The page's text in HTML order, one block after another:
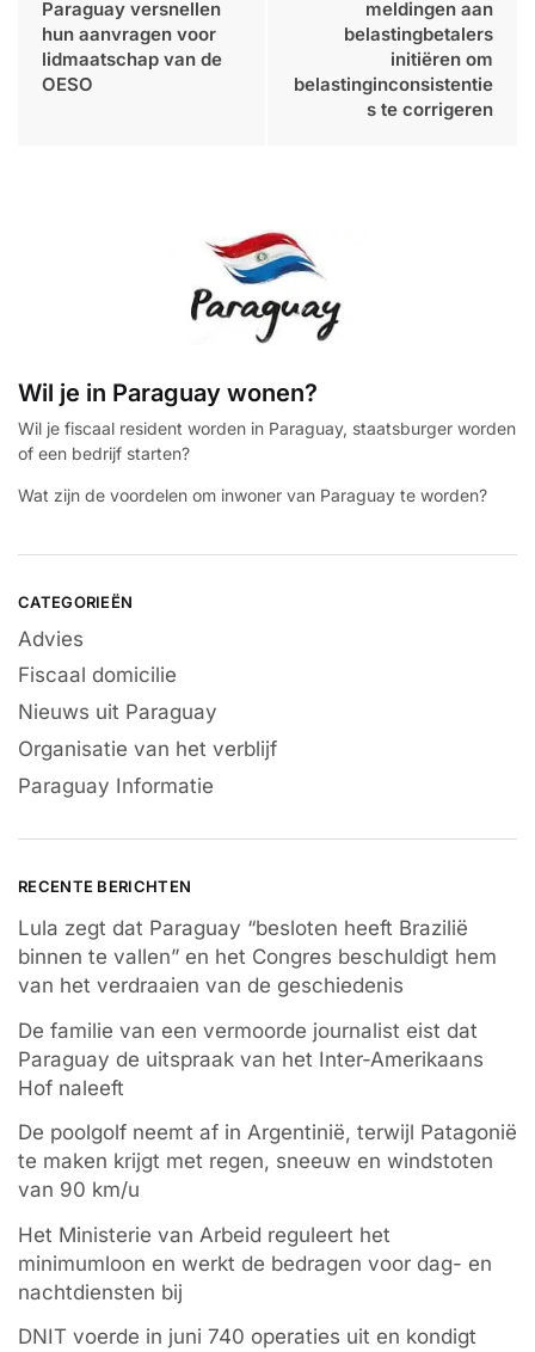
Paraguay versnellen
hun aanvragen voor
lidmaatschap van de
OESO
meldingen aan
belastingbetalers
initiëren om
belastinginconsistentie
s te corrigeren
Wil je in Paraguay wonen?
Wil je fiscaal resident worden in Paraguay, staatsburger worden
of een bedrijf starten?
Wat zijn de voordelen om inwoner van Paraguay te worden?
CATEGORIEËN
Advies
Fiscaal domicilie
Nieuws uit Paraguay
Organisatie van het verblijf
Paraguay Informatie
RECENTE BERICHTEN
Lula zegt dat Paraguay “besloten heeft Brazilië
binnen te vallen” en het Congres beschuldigt hem
van het verdraaien van de geschiedenis
De familie van een vermoorde journalist eist dat
Paraguay de uitspraak van het Inter-Amerikaans
Hof naleeft
De poolgolf neemt af in Argentinië, terwijl Patagonië
te maken krijgt met regen, sneeuw en windstoten
van 90 km/u
Het Ministerie van Arbeid reguleert het
minimumloon en werkt de bedragen voor dag- en
nachtdiensten bij
DNIT voerde in juni 740 operaties uit en kondigt